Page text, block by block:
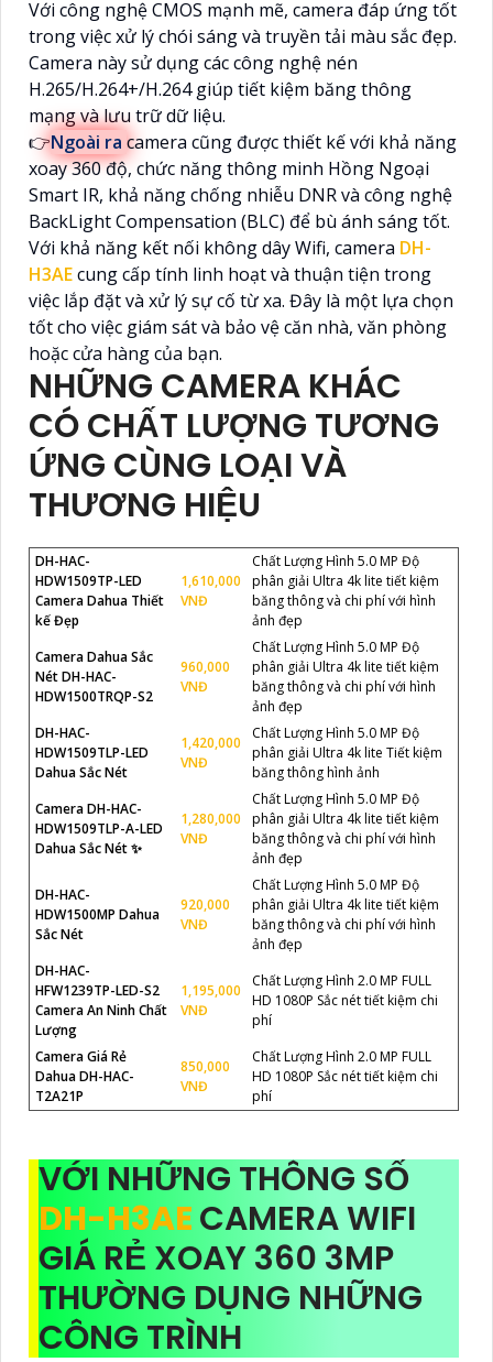
Với công nghệ CMOS mạnh mẽ, camera đáp ứng tốt
trong việc xử lý chói sáng và truyền tải màu sắc đẹp.
Camera này sử dụng các công nghệ nén
H.265/H.264+/H.264 giúp tiết kiệm băng thông
mạng và lưu trữ dữ liệu.
👉Ngoài ra camera cũng được thiết kế với khả năng
xoay 360 độ, chức năng thông minh Hồng Ngoại
Smart IR, khả năng chống nhiễu DNR và công nghệ
BackLight Compensation (BLC) để bù ánh sáng tốt.
Với khả năng kết nối không dây Wifi, camera DH-
H3AEcung cấp tính linh hoạt và thuận tiện trong
việc lắp đặt và xử lý sự cố từ xa. Đây là một lựa chọn
tốt cho việc giám sát và bảo vệ căn nhà, văn phòng
hoặc cửa hàng của bạn.
NHỮNG CAMERA KHÁC
CÓ CHẤT LƯỢNG TƯƠNG
ỨNG CÙNG LOẠI VÀ
THƯƠNG HIỆU
DH-HAC-
HDW1509TP-LED
Camera Dahua Thiết
kế Đẹp
1,610,000
VNĐ
Chất Lượng Hình 5.0 MP Độ
phân giải Ultra 4k lite tiết kiệm
băng thông và chi phí với hình
ảnh đẹp
Camera Dahua Sắc
Nét DH-HAC-
HDW1500TRQP-S2
960,000
VNĐ
Chất Lượng Hình 5.0 MP Độ
phân giải Ultra 4k lite tiết kiệm
băng thông và chi phí với hình
ảnh đẹp
DH-HAC-
HDW1509TLP-LED
Dahua Sắc Nét
1,420,000
VNĐ
Chất Lượng Hình 5.0 MP Độ
phân giải Ultra 4k lite Tiết kiệm
băng thông hình ảnh
Camera DH-HAC-
HDW1509TLP-A-LED
Dahua Sắc Nét ✨
1,280,000
VNĐ
Chất Lượng Hình 5.0 MP Độ
phân giải Ultra 4k lite tiết kiệm
băng thông và chi phí với hình
ảnh đẹp
DH-HAC-
HDW1500MP Dahua
Sắc Nét
920,000
VNĐ
Chất Lượng Hình 5.0 MP Độ
phân giải Ultra 4k lite tiết kiệm
băng thông và chi phí với hình
ảnh đẹp
DH-HAC-
HFW1239TP-LED-S2
Camera An Ninh Chất
Lượng
1,195,000
VNĐ
Chất Lượng Hình 2.0 MP FULL
HD 1080P Sắc nét tiết kiệm chi
phí
Camera Giá Rẻ
Dahua DH-HAC-
T2A21P
850,000
VNĐ
Chất Lượng Hình 2.0 MP FULL
HD 1080P Sắc nét tiết kiệm chi
phí
VỚI NHỮNG THÔNG SỐ
DH-H3AECAMERA WIFI
GIÁ RẺ XOAY 360 3MP
THƯỜNG DỤNG NHỮNG
CÔNG TRÌNH